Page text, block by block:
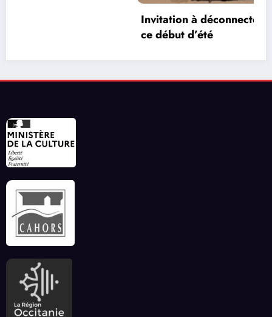
Invitation à déconnecter et au lâcher prise en